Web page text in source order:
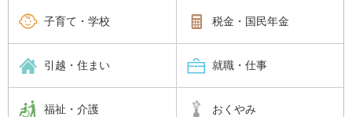
子育て・学校 税金・国民年金
引越・住まい 就職・仕事
福祉・介護 おくやみ